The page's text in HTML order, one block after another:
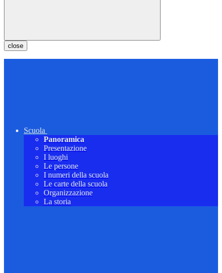
close
Scuola
Panoramica
Presentazione
I luoghi
Le persone
I numeri della scuola
Le carte della scuola
Organizzazione
La storia